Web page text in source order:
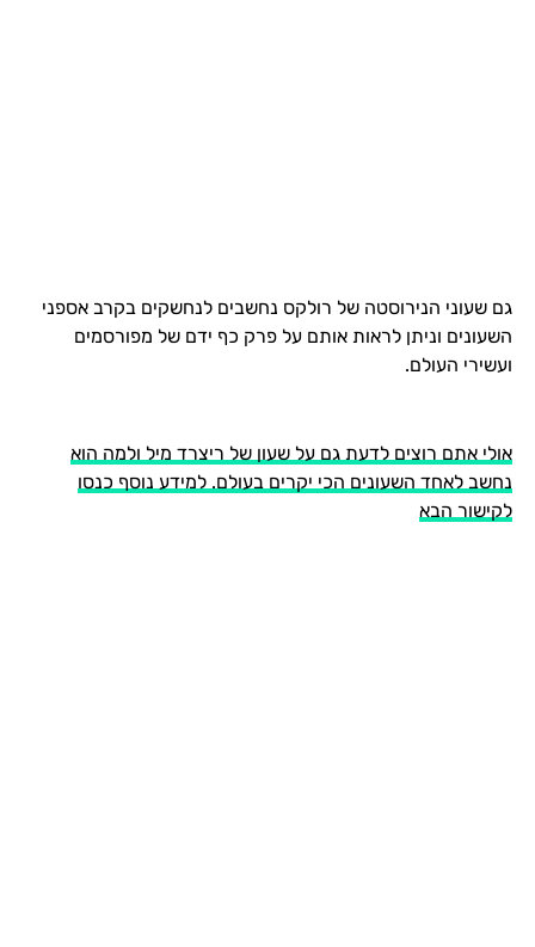
גם שעוני הנירוסטה של רולקס נחשבים לנחשקים בקרב אספני
השעונים וניתן לראות אותם על פרק כף ידם של מפורסמים
ועשירי העולם.
אולי אתם רוצים לדעת גם על שעון של ריצרד מיל ולמה הוא
נחשב לאחד השעונים הכי יקרים בעולם. למידע נוסף כנסו
לקישור הבא